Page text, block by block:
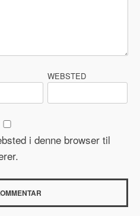
WEBSTED
i denne browser til